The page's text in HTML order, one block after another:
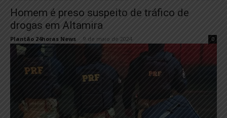
Homem é preso suspeito de tráfico de
drogas em Altamira
Plantão 24horas News 9 de maio de 2024 0